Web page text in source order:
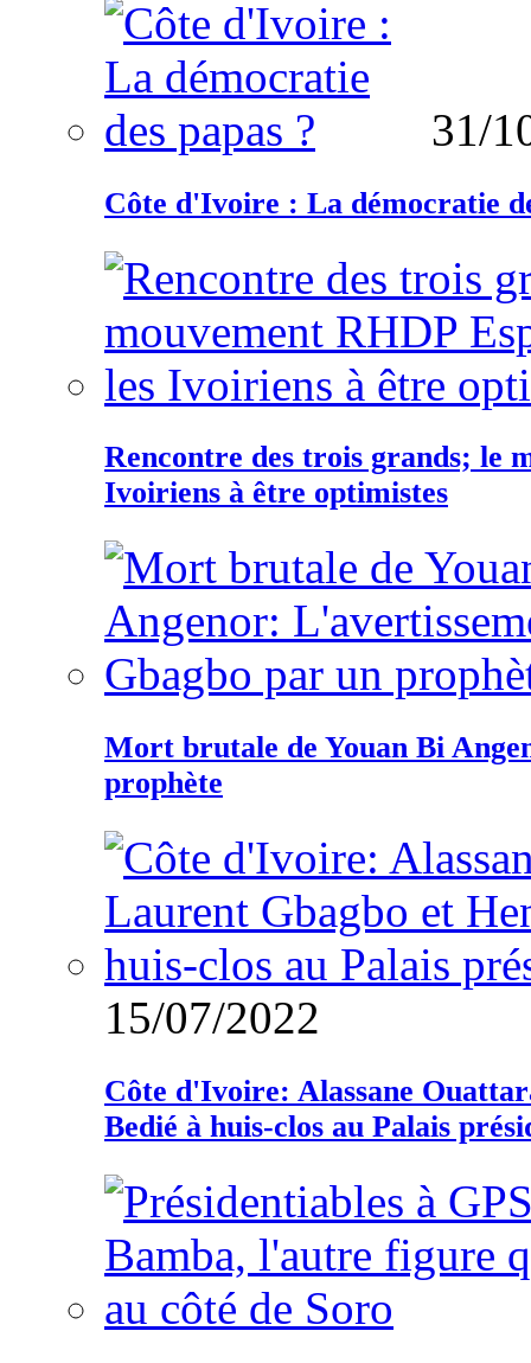
31/
Côte d'Ivoire : La démocratie
Rencontre des trois grands; le
Ivoiriens à être optimistes
Mort brutale de Youan Bi
prophète
15/07/2022
Côte d'Ivoire: Alassane
Bedié à huis-clos au Palais